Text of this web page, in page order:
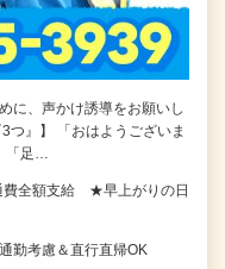
に、声かけ誘導をお願いし
つ』】 「おはようございま
「足…
費全額支給 ★早上がりの日
勤考慮＆直行直帰OK